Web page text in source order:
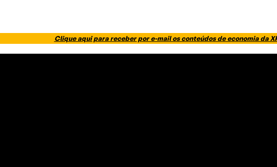
Clique aqui para receber por e-mail os conteúdos de economia da